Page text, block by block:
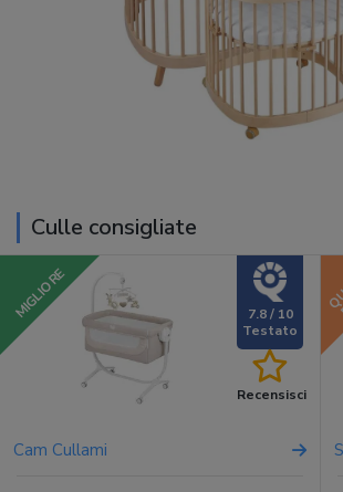
Culle consigliate
MIGLIORE 7.8 / 10
Recensisci
Cam Cullami